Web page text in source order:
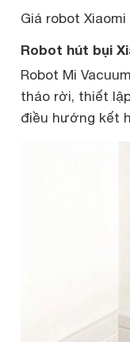
Giá robot
Robot hút bụi
Robot Mi
tháo rời, thiết
điều hướng kết